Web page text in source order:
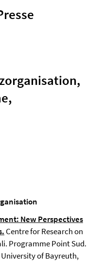
New Perspectives
Centre for Research on
Programme Point Sud.
of Bayreuth,